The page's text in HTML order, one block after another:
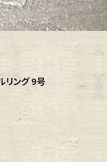
Outer
リーから探す
Bottoms
リング 9号